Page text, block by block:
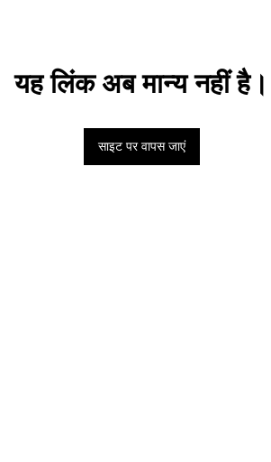
यह लिंक अब मान्य नहीं है।
साइट पर वापस जाएं